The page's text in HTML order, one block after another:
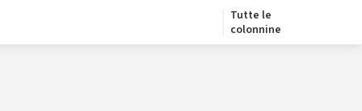
Tutte le
colonnine